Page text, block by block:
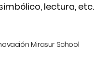
lectura, etc.
Mirasur School